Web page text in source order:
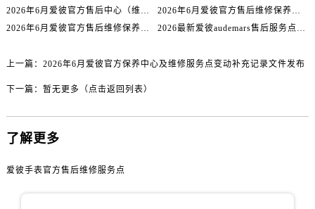
四川省宜宾市翠屏区长翠路爱彼售后服务中心（需提前预约）
四川省自贡市自流井区华商北路爱彼售后服务中心（需提前预约）
西藏自治区拉萨市城关区北京中路爱彼售后服务中心（需提前预约）
2026年6月爱彼官方售后中心（维修保养）网点最终迁移及新设确认
2026年6月爱彼官方售后维修保养站点清单补充最终版（搬迁+新开）
2026年6月爱彼官方售后维修保养网络迁址及新设点速报
2026最新爱彼audemars售后服务点地址调研报告
上一篇： 2026年6月爱彼官方保养中心及维修服务点变动补充记录文件发布
下一篇： 暂无更多（点击返回列表）
了解更多
爱彼手表官方售后维修服务点